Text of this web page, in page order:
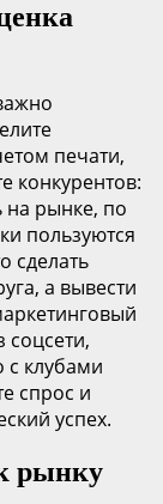
печати,
конкурентов:
на рынке, по
пользуются
сделать
а вывести
с клубами
спрос и
успех.
рынку